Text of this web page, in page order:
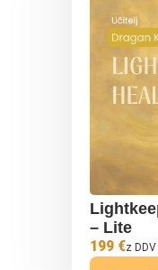
– Lite
199 €z DDV